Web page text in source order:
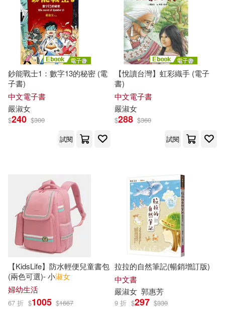
鈔能戰士1：數字13的秘密 (電
子書)
中文電子書
嚴淑女
$240 $300
試閱
【悅讀台灣】虹彩織手 (電子
書)
中文電子書
嚴淑女
$288 $360
試閱
【KidsLife】防水輕便兒童書包
(兩色可選)- 小淑女
婦幼生活
67 折 $1005 $1667
拉拉的自然筆記(暢銷增訂版)
中文書
嚴淑女 郭惠芳
9 折 $297 $330